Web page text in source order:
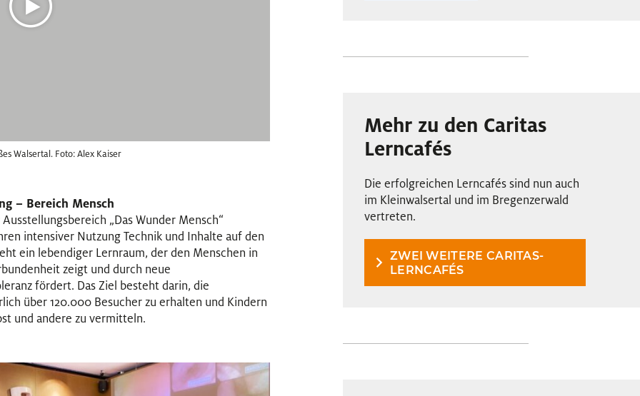
Walsertal. Foto: Alex Kaiser
– Bereich Mensch
„Das Wunder Mensch“
intensiver Nutzung Technik und Inhalte auf den
ein lebendiger Lernraum, der den Menschen in
zeigt und durch neue
fördert. Das Ziel besteht darin, die
über 120.000 Besucher zu erhalten und Kindern
und andere zu vermitteln.
Mehr zu den Caritas
Lerncafés
Die erfolgreichen Lerncafés sind nun auch
im Kleinwalsertal und im Bregenzerwald
vertreten.
ZWEI WEITERE CARITAS-
LERNCAFÉS